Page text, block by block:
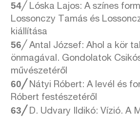
54╱ Lóska Lajos: A színes
Lossonczy Tamás és
kiállítása
56╱ Antal József: Ahol a kör
önmagával. Gondolatok
művészetéről
60╱ Nátyi Róbert: A levél és
Róbert festészetéről
63╱ D. Udvary Ildikó: Vízió. A